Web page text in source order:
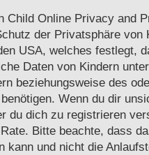
Child Online Privacy and
der Privatsphäre von
USA, welches festlegt,
Daten von Kindern
beziehungsweise des
Wenn du dir
du dich zu registrieren
Bitte beachte, dass
kann und nicht die